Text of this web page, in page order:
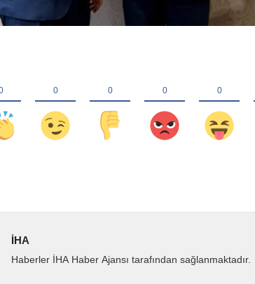
İHA
Haberler İHA Haber Ajansı tarafından sağlanmaktadır.